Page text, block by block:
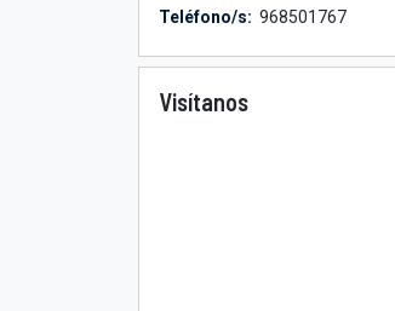
Teléfono/s: 968501767
Visítanos